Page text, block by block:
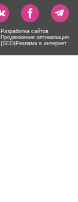
Разработка сайтов
Продвижение оптимизация
(SEO)Реклама в интернет